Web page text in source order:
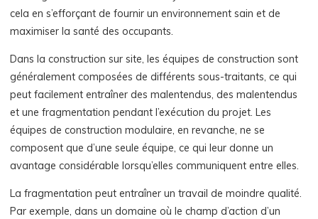
cela en s’efforçant de fournir un environnement sain et de
maximiser la santé des occupants.
Dans la construction sur site, les équipes de construction sont
généralement composées de différents sous-traitants, ce qui
peut facilement entraîner des malentendus, des malentendus
et une fragmentation pendant l’exécution du projet. Les
équipes de construction modulaire, en revanche, ne se
composent que d’une seule équipe, ce qui leur donne un
avantage considérable lorsqu’elles communiquent entre elles.
La fragmentation peut entraîner un travail de moindre qualité.
Par exemple, dans un domaine où le champ d’action d’un